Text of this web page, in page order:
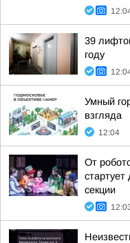
39
году
Умный
взгляда
12:04
От
секции